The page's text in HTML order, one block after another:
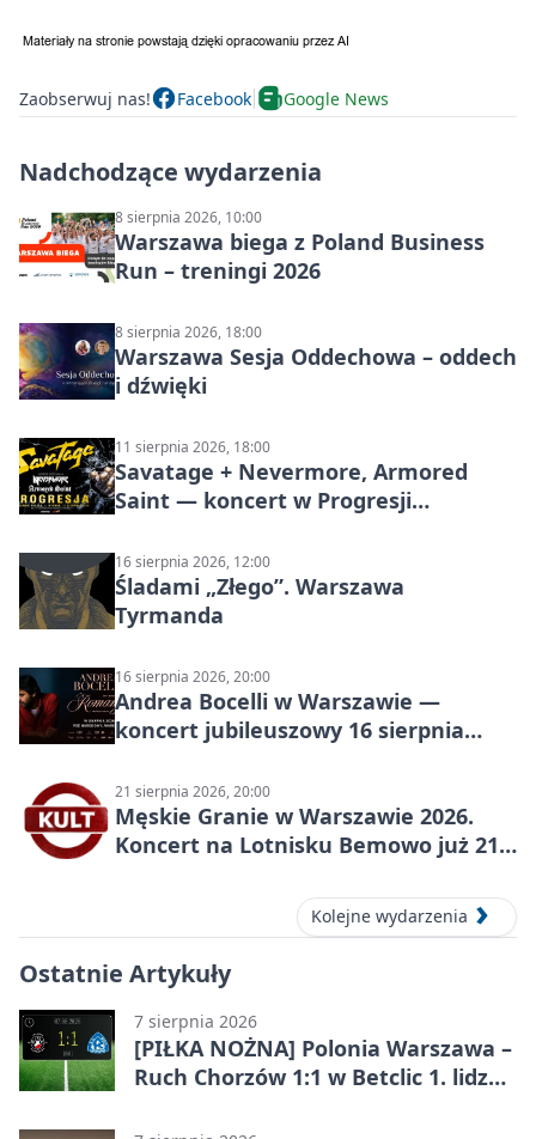
Zaobserwuj nas! Facebook Google News
Nadchodzące wydarzenia
8 sierpnia 2026, 10:00
Warszawa biega z Poland Business
Run – treningi 2026
8 sierpnia 2026, 18:00
Warszawa Sesja Oddechowa – oddech
i dźwięki
11 sierpnia 2026, 18:00
Savatage + Nevermore, Armored
Saint — koncert w Progresji
16 sierpnia 2026, 12:00
Śladami „Złego”. Warszawa
Tyrmanda
16 sierpnia 2026, 20:00
Andrea Bocelli w Warszawie —
koncert jubileuszowy 16 sierpnia
21 sierpnia 2026, 20:00
Męskie Granie w Warszawie 2026.
Koncert na Lotnisku Bemowo już 21
Kolejne wydarzenia
Ostatnie Artykuły
7 sierpnia 2026
[PIŁKA NOŻNA] Polonia Warszawa –
Ruch Chorzów 1:1 w Betclic 1. lidze.